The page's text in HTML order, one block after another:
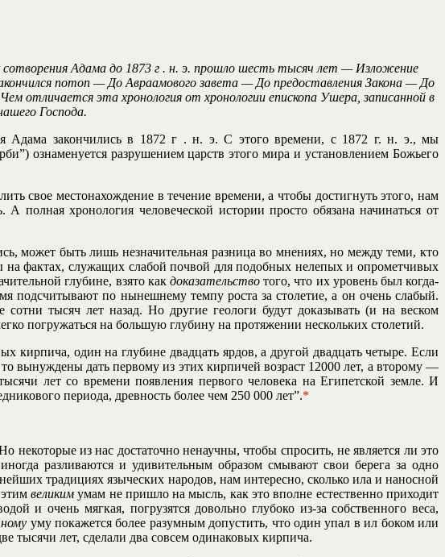
Адама до 1873 г . н. э. прошло шесть тысяч лет — Изложение
потоп — До Авраамового завета — До предоставления Закона — До
эта хронология от хронологии епископа Ушера, записанной в
Господа.
Адама закончились в 1872 г . н. э. С этого времени, с 1872 г. н. э., мы
ознаменуется разрушением царств этого мира и установлением Божьего
свое местонахождение в течение времени, а чтобы достигнуть этого, нам
хронология человеческой истории просто обязана начинаться от
может быть лишь незначительная разница во мнениях, но между теми, кто
на фактах, служащих слабой почвой для подобных нелепых и опрометчивых
глубине, взято как доказательствотого, что их уровень был когда-
подсчитывают по нынешнему темпу роста за столетие, а он очень слабый.
тысяч лет назад. Но другие геологи будут доказывать (и на веском
погружаться на большую глубину на протяжении нескольких столетий.
один на глубине двадцать ярдов, а другой двадцать четыре. Если
вынуждены дать первому из этих кирпичей возраст 12000 лет, а второму —
лет со времени появления первого человека на Египетской земле. И
периода, древность более чем 250 000 лет”.*
некоторые из нас достаточно ненаучны, чтобы спросить, не является ли это
разливаются и удивительным образом смывают свои берега за одно
традициях языческих народов, нам интересно, сколько ила и наносной
великимумам не пришло на мысль, как это вполне естественно приходит
и очень мягкая, погрузятся довольно глубоко из-за собственного веса,
уму покажется более разумным допустить, что один упал в ил боком или
тысячи лет, сделали два совсем одинаковых кирпича.